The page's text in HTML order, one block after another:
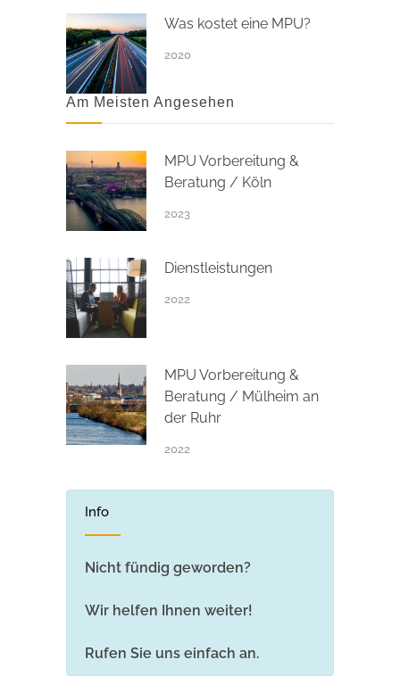
Was kostet eine MPU?
2020
Am Meisten Angesehen
MPU Vorbereitung &
Beratung / Köln
2023
Dienstleistungen
2022
MPU Vorbereitung &
Beratung / Mülheim an
der Ruhr
2022
Info
Nicht fündig geworden?
Wir helfen Ihnen weiter!
Rufen Sie uns einfach an.